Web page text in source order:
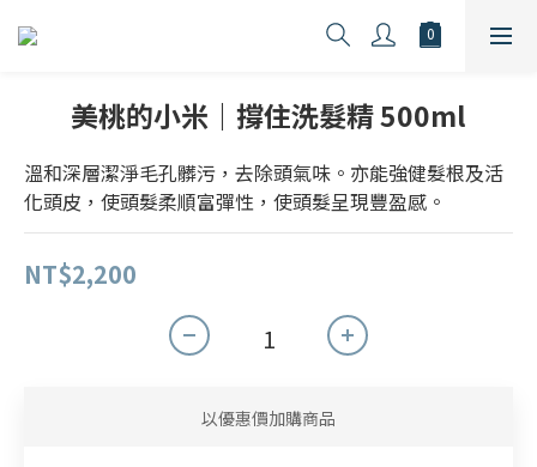
美桃的小米｜撐住洗髮精 500ml
溫和深層潔淨毛孔髒污，去除頭氣味。亦能強健髮根及活
化頭皮，使頭髮柔順富彈性，使頭髮呈現豐盈感。
NT$2,200
以優惠價加購商品